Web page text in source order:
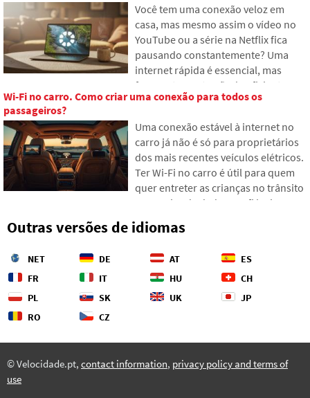
adaptador powerline, por que ele
lida bem com transmissões em 4K e
jogos, e no que prestar atenção em
instalações elétricas antigas de
alumínio.
Você tem uma conexão veloz em
casa, mas mesmo assim o vídeo no
YouTube ou a série na Netflix fica
pausando constantemente? Uma
internet rápida é essencial, mas
frequentemente não é suficiente
para assistir vídeos com fluidez. O
que não consegue fornecer dados
ao seu dispositivo suficientemente
rápido. Veja como encontrar os
pontos fracos na sua rede e o que
fazer quando a teoria do provedor
Wi-Fi no carro. Como criar uma conexão para todos os
passageiros?
Uma conexão estável à internet no
carro já não é só para proprietários
dos mais recentes veículos elétricos.
Ter Wi-Fi no carro é útil para quem
quer entreter as crianças no trânsito
ou precisa de dados confiáveis para
de criar uma rede mesmo em carros
configurar tudo e qual opção
poupará mais nervos e dinheiro com
dados transferidos.
Outras versões de idiomas
NET DE AT
ES
FR
IT HU
CH
PL
SK UK
JP
RO
CZ
© Velocidade.pt, contact information, privacy policy and terms of
use